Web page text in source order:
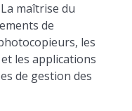
maîtrise du
de
les
les applications
de gestion des